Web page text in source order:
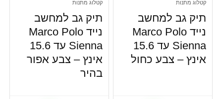
קטלוג מתנות
תיק גב למחשב
נייד Marco Polo
Sienna עד 15.6
אינץ – צבע כחול
קטלוג מתנות
תיק גב למחשב
נייד Marco Polo
Sienna עד 15.6
אינץ – צבע אפור
בהיר